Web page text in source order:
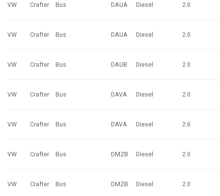
VW Crafter Bus DAUA Diesel 2.0
VW Crafter Bus DAUA Diesel 2.0
VW Crafter Bus DAUB Diesel 2.0
VW Crafter Bus DAVA Diesel 2.0
VW Crafter Bus DAVA Diesel 2.0
VW Crafter Bus DMZB Diesel 2.0
VW Crafter Bus DMZB Diesel 2.0